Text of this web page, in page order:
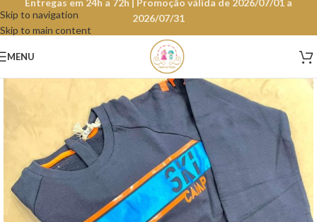
Skip to navigation
Skip to main content
Entregas em 24h a 72h | Promoção válida de 2026/07/01 a
2026/07/31
MENU